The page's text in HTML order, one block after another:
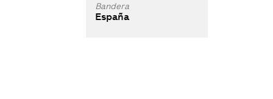
Bandera
España